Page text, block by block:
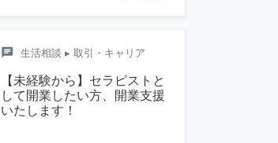
chat 生活相談 ▸ 取引・キャリア
【未経験から】セラピストと
して開業したい方、開業支援
いたします！